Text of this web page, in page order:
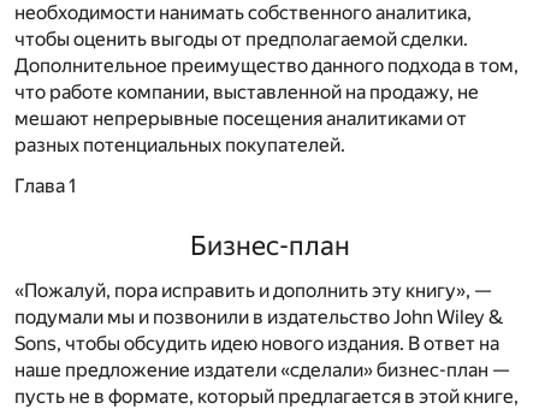
необходимости нанимать собственного аналитика,
чтобы оценить выгоды от предполагаемой сделки.
Дополнительное преимущество данного подхода в том,
что работе компании, выставленной на продажу, не
мешают непрерывные посещения аналитиками от
разных потенциальных покупателей.
Глава 1
Бизнес-план
«Пожалуй, пора исправить и дополнить эту книгу», —
подумали мы и позвонили в издательствоJohnWiley &
Sons, чтобы обсудить идею нового издания. В ответ на
наше предложение издатели «сделали» бизнес-план —
пусть не в формате, который предлагается в этой книге,